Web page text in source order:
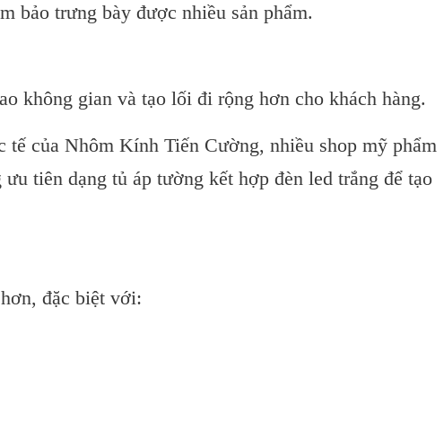
bảo trưng bày được nhiều sản phẩm.
không gian và tạo lối đi rộng hơn cho khách hàng.
tế của Nhôm Kính Tiến Cường, nhiều shop mỹ phẩm
tiên dạng tủ áp tường kết hợp đèn led trắng để tạo
đặc biệt với: